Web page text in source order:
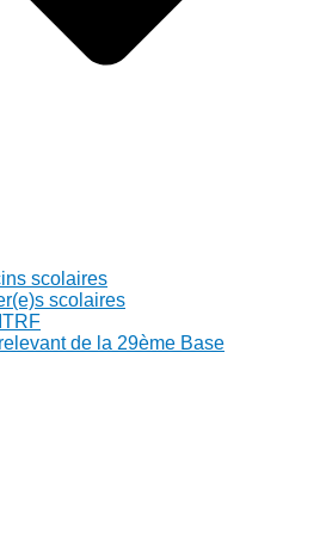
scolaires
scolaires
de la 29ème Base